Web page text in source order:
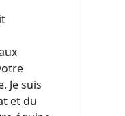
Je suis
et du